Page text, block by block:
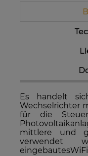
enthalten. Die
Es handelt
Wechselrichter
für die
mittlere und
verwendet